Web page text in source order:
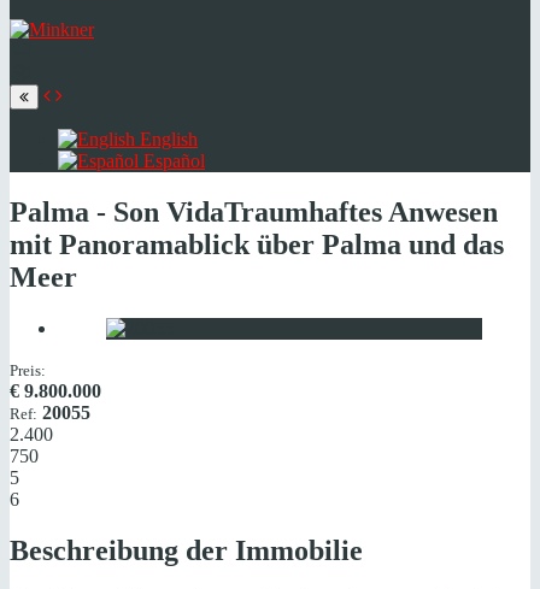
language
English
Español
Palma - Son VidaTraumhaftes Anwesen
mit Panoramablick über Palma und das
Meer
Preis:
€ 9.800.000
Ref: 20055
2.400
750
5
6
Beschreibung der Immobilie